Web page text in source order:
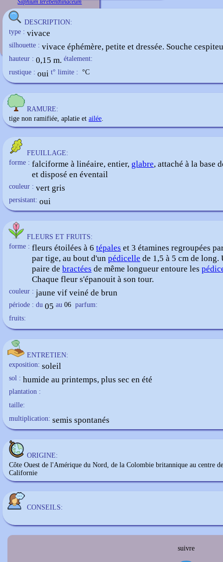
Silphium terebenthinaceum
DESCRIPTION:
type : vivace
silhouette : vivace éphémère, petite et dressée. Souche
hauteur : 0,15 m. étalement:
rustique : oui t° limite : °C
RAMURE:
tige non ramifiée, aplatie et ailée.
FEUILLAGE:
forme : falciforme à linéaire, entier, glabre, attaché à la base
et disposé en éventail
couleur : vert gris
persistant: oui
FLEURS ET FRUITS:
forme : fleurs étoilées à 6 tépales et 3 étamines regroupées
par tige, au bout d'un pédicelle de 1,5 à 5 cm de long.
paire de bractées de même longueur entoure les
Chaque fleur s'épanouit à son tour.
couleur : jaune vif veiné de brun
période : du 05 au 06 parfum:
fruits:
ENTRETIEN:
exposition: soleil
sol : humide au printemps, plus sec en été
plantation :
taille:
multiplication: semis spontanés
ORIGINE:
Côte Ouest de l'Amérique du Nord, de la Colombie britannique au centre
Californie
CONSEILS:
suivre